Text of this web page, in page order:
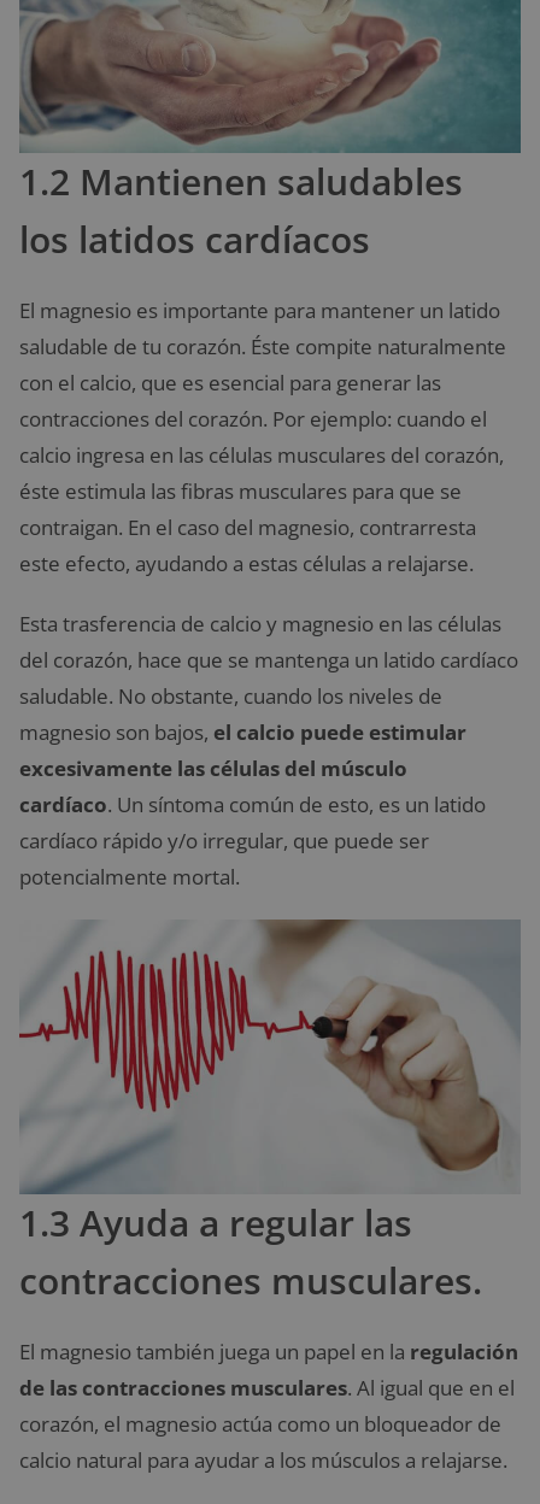
1.2 Mantienen saludables
los latidos cardíacos
El magnesio es importante para mantener un latido
saludable de tu corazón. Éste compite naturalmente
con el calcio, que es esencial para generar las
contracciones del corazón. Por ejemplo: cuando el
calcio ingresa en las células musculares del corazón,
éste estimula las fibras musculares para que se
contraigan. En el caso del magnesio, contrarresta
este efecto, ayudando a estas células a relajarse.
Esta trasferencia de calcio y magnesio en las células
del corazón, hace que se mantenga un latido cardíaco
saludable. No obstante, cuando los niveles de
magnesio son bajos, el calcio puede estimular
excesivamente las células del músculo
cardíaco. Un síntoma común de esto, es un latido
cardíaco rápido y/o irregular, que puede ser
potencialmente mortal.
1.3 Ayuda a regular las
contracciones musculares.
El magnesio también juega un papel en la regulación
de las contracciones musculares. Al igual que en el
corazón, el magnesio actúa como un bloqueador de
calcio natural para ayudar a los músculos a relajarse.